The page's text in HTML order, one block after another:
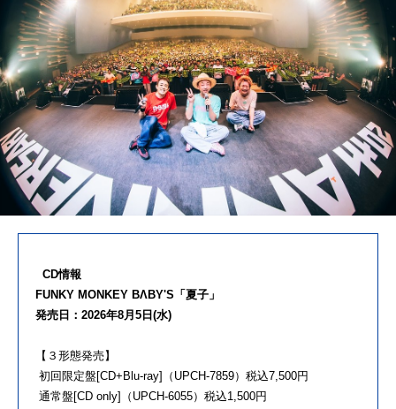
CD情報
FUNKY MONKEY BΛBY'S「夏子」
発売日：2026年8月5日(水)
【３形態発売】
初回限定盤[CD+Blu-ray]（UPCH-7859）税込7,500円
通常盤[CD only]（UPCH-6055）税込1,500円